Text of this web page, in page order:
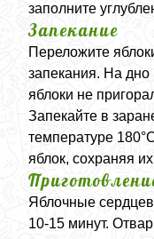
заполните
Запекание
Переложите
запекания. На
яблоки не
Запекайте в
температуре
яблок, сохраняя
Яблочные
10-15 минут.